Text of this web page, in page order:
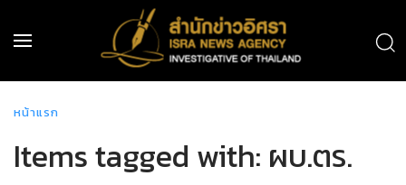
หน้าแรก
Items tagged with: ผบ.ตร.